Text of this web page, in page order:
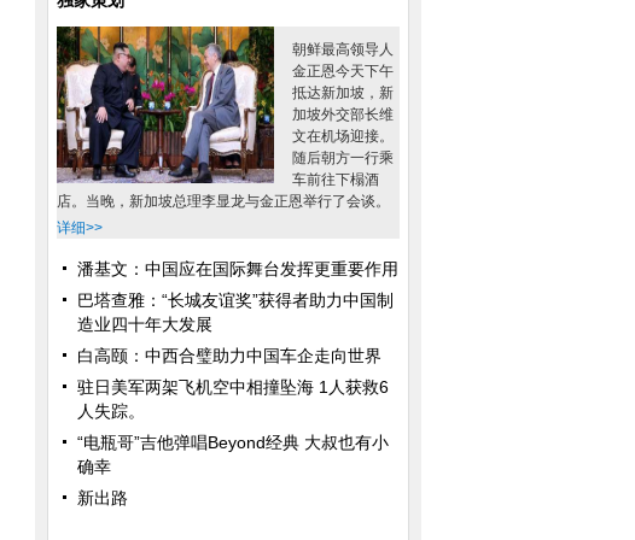
朝鲜最高领导人
金正恩今天下午
抵达新加坡，新
加坡外交部长维
文在机场迎接。
随后朝方一行乘
车前往下榻酒
店。当晚，新加坡总理李显龙与金正恩举行了会谈。
详细>>
潘基文：中国应在国际舞台发挥更重要作用
巴塔查雅：“长城友谊奖”获得者助力中国制
造业四十年大发展
白高颐：中西合璧助力中国车企走向世界
驻日美军两架飞机空中相撞坠海 1人获救6
人失踪。
“电瓶哥”吉他弹唱Beyond经典 大叔也有小
确幸
新出路